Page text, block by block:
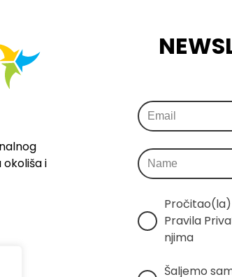
i
Pravila
njima
Šaljemo